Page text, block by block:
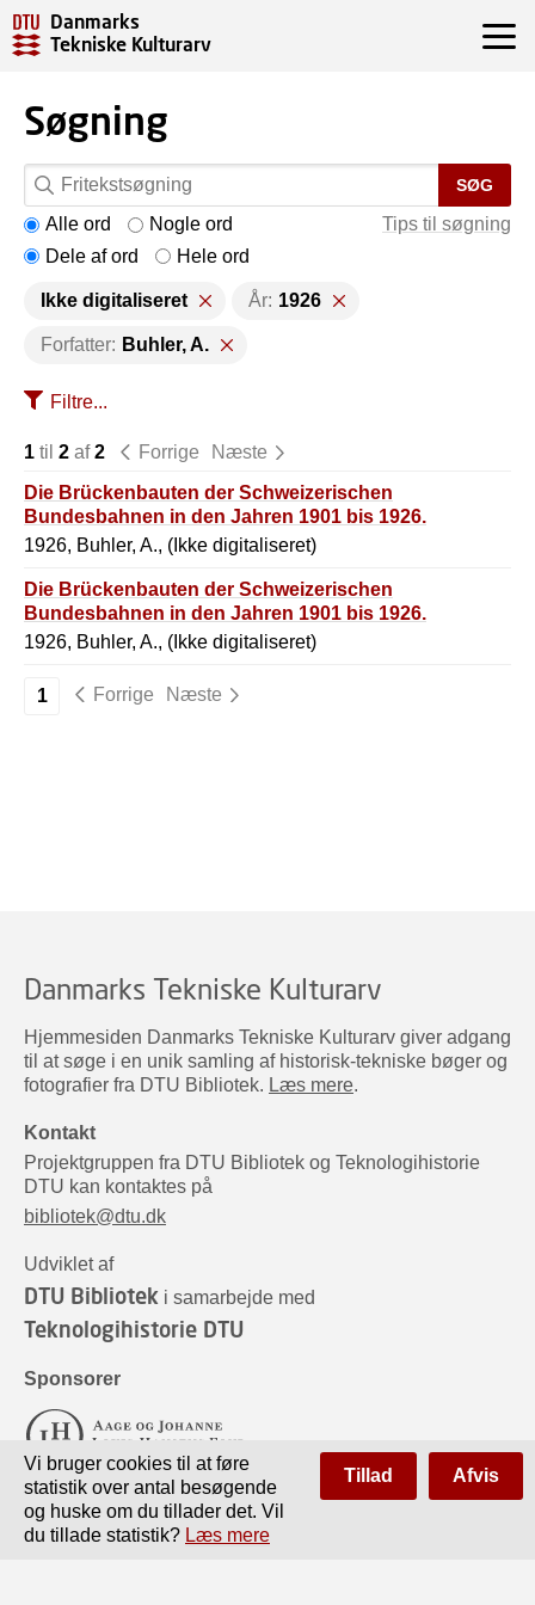
Danmarks
Tekniske Kulturarv
Søgning
SØG
Tips til søgning
Alle ord
Nogle ord
Dele af ord
Hele ord
Ikke digitaliseret År: 1926
Forfatter: Buhler, A.
Filtre...
1 til 2 af2 Forrige
Næste
Die Brückenbauten der Schweizerischen
Bundesbahnen in den Jahren 1901 bis 1926.
1926, Buhler, A., (Ikke digitaliseret)
Die Brückenbauten der Schweizerischen
Bundesbahnen in den Jahren 1901 bis 1926.
1926, Buhler, A., (Ikke digitaliseret)
1 Forrige Næste
Danmarks Tekniske Kulturarv
Hjemmesiden Danmarks Tekniske Kulturarv giver adgang
til at søge i en unik samling af historisk-tekniske bøger og
fotografier fra DTU Bibliotek. Læs mere.
Kontakt
Projektgruppen fra DTU Bibliotek og Teknologihistorie
DTU kan kontaktes på
bibliotek@dtu.dk
Udviklet af
DTU Bibliotek i samarbejde med
Teknologihistorie DTU
Sponsorer
Vi bruger cookies til at føre
statistik over antal besøgende
og huske om du tillader det. Vil
du tillade statistik? Læs mere
Tillad Afvis